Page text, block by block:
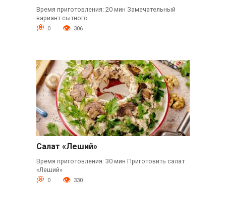
Время приготовления: 20 мин Замечательный
вариант сытного
0 306
Салат «Леший»
Время приготовления: 30 мин Приготовить салат
«Леший»
0 330